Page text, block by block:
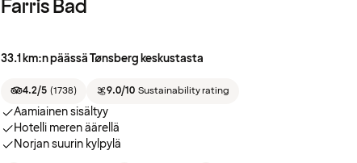
Farris Bad
33.1 km:n päässä Tønsberg keskustasta
4.2/5 (1738) 9.0/10 Sustainability rating
Aamiainen sisältyy
Hotelli meren äärellä
Norjan suurin kylpylä